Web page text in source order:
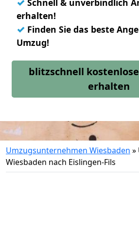
Schnell & unverbindlich
erhalten!
✓ Finden Sie das beste
Umzug!
blitzschnell
erhalten
Umzugsunternehmen Wiesbaden »
Wiesbaden nach Eislingen-Fils